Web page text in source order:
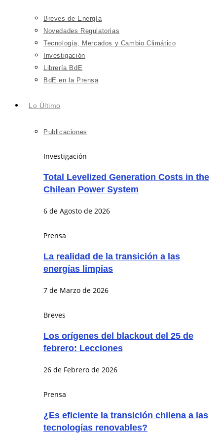
Breves de Energía
Novedades Regulatorias
Tecnología, Mercados y Cambio Climático
Investigación
Librería BdE
BdE en la Prensa
Lo Último
Publicaciones
Investigación
Total Levelized Generation Costs in the
Chilean Power System
6 de Agosto de 2026
Prensa
La realidad de la transición a las
energías limpias
7 de Marzo de 2026
Breves
Los orígenes del blackout del 25 de
febrero: Lecciones
26 de Febrero de 2026
Prensa
¿Es eficiente la transición chilena a las
tecnologías renovables?